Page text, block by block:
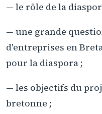
— le rôle de la
— une grande
d'entreprises en
pour la diaspora ;
— les objectifs du
bretonne ;